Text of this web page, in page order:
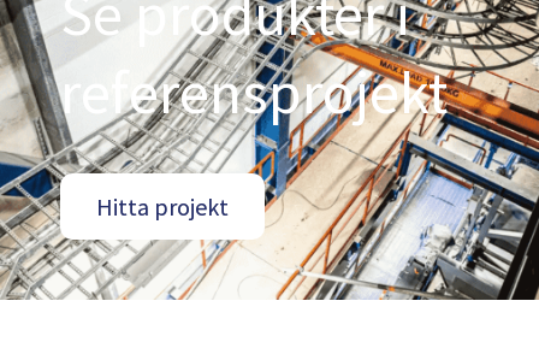
referensprojekt
Hitta projekt